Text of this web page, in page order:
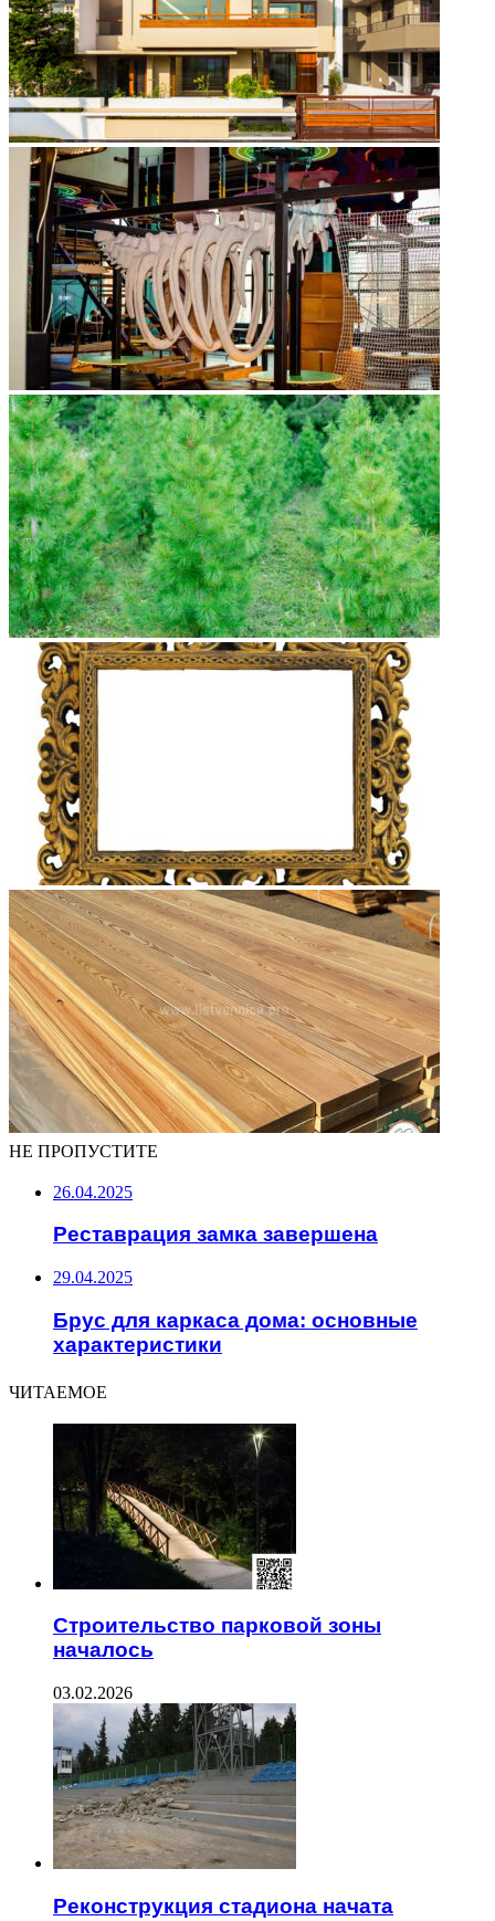
НЕ ПРОПУСТИТЕ
26.04.2025
Реставрация замка завершена
29.04.2025
Брус для каркаса дома: основные
характеристики
ЧИТАЕМОЕ
Строительство парковой зоны
началось
03.02.2026
Реконструкция стадиона начата